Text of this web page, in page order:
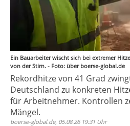
Ein Bauarbeiter wischt sich bei extremer
von der Stirn. - Foto: über boerse-global.de
Rekordhitze von 41 Grad
Deutschland zu konkreten
für Arbeitnehmer. Kontrollen
Mängel.
boerse-global.de, 05.08.26 19:31 Uhr